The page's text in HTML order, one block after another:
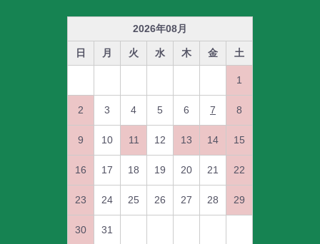
2026年08月
日 月 火 水 木 金 土
1
2 3 4 5 6 7 8
9 10 11 12 13 14 15
16 17 18 19 20 21 22
23 24 25 26 27 28 29
30 31